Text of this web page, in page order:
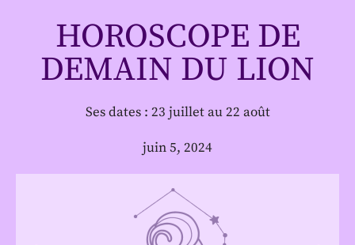
HOROSCOPE DE
DEMAIN DU LION
Ses dates : 23 juillet au 22 août
juin 5, 2024